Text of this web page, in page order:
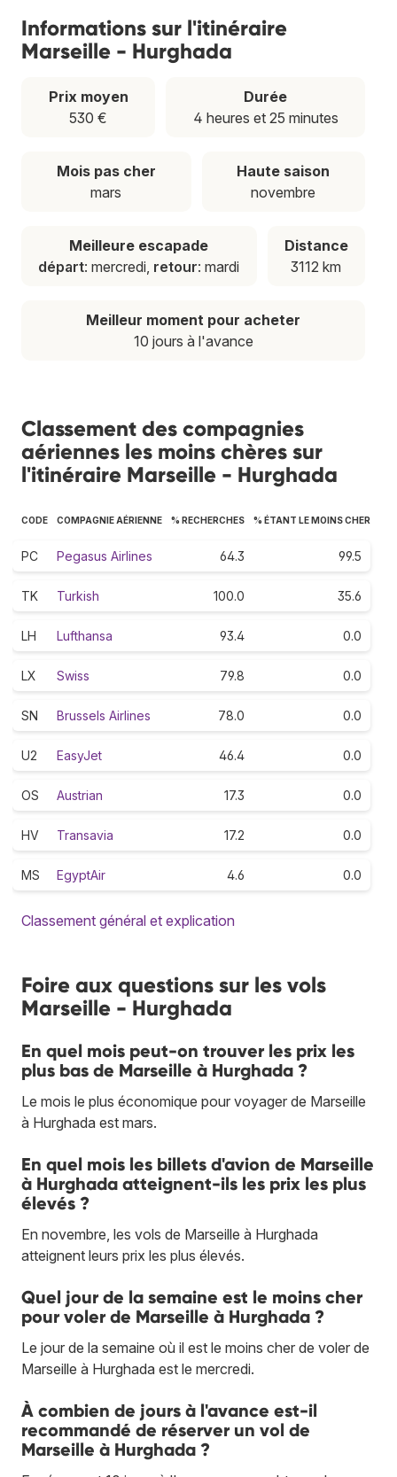
Informations sur l'itinéraire
Marseille - Hurghada
Prix moyen
530 €
Durée
4 heures et 25 minutes
Mois pas cher
mars
Haute saison
novembre
Meilleure escapade
départ: mercredi, retour: mardi
Distance
3112 km
Meilleur moment pour acheter
10 jours à l'avance
Classement des compagnies
aériennes les moins chères sur
l'itinéraire Marseille - Hurghada
CODE COMPAGNIE AÉRIENNE % RECHERCHES % ÉTANT LE MOINS CHER
PC Pegasus Airlines 64.3 99.5
TK Turkish 100.0 35.6
LH Lufthansa 93.4 0.0
LX Swiss 79.8 0.0
SN Brussels Airlines 78.0 0.0
U2 EasyJet 46.4 0.0
OS Austrian 17.3 0.0
HV Transavia 17.2 0.0
MS EgyptAir 4.6 0.0
Classement général et explication
Foire aux questions sur les vols
Marseille - Hurghada
En quel mois peut-on trouver les prix les
plus bas de Marseille à Hurghada ?
Le mois le plus économique pour voyager de Marseille
à Hurghada est mars.
En quel mois les billets d'avion de Marseille
à Hurghada atteignent-ils les prix les plus
élevés ?
En novembre, les vols de Marseille à Hurghada
atteignent leurs prix les plus élevés.
Quel jour de la semaine est le moins cher
pour voler de Marseille à Hurghada ?
Le jour de la semaine où il est le moins cher de voler de
Marseille à Hurghada est le mercredi.
À combien de jours à l'avance est-il
recommandé de réserver un vol de
Marseille à Hurghada ?